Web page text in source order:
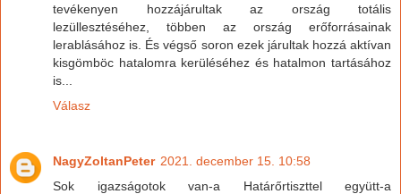
tevékenyen hozzájárultak az ország totális
lezüllesztéséhez, többen az ország erőforrásainak
lerablásához is. És végső soron ezek járultak hozzá aktívan
kisgömböc hatalomra kerüléséhez és hatalmon tartásához
is...
Válasz
NagyZoltanPeter 2021. december 15. 10:58
Sok igazságotok van-a Határőrtiszttel együtt-a